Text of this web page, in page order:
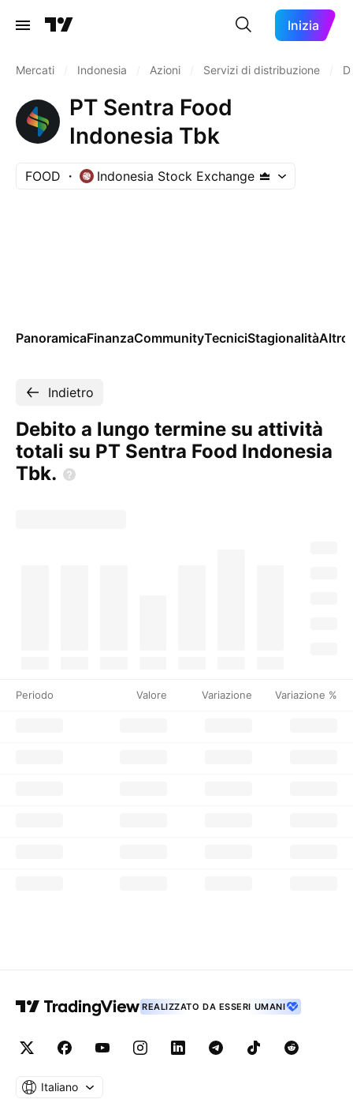
Inizia
Mercati Indonesia Azioni Servizi di distribuzione
PT Sentra Food
Indonesia Tbk
FOOD Indonesia Stock Exchange
PanoramicaFinanzaCommunityTecniciStagionalitàAltro
Indietro
Debito a lungo termine su attività
totali su PT Sentra Food Indonesia
Tbk.
Periodo Valore Variazione Variazione %
REALIZZATO DA ESSERI UMANI
Italiano